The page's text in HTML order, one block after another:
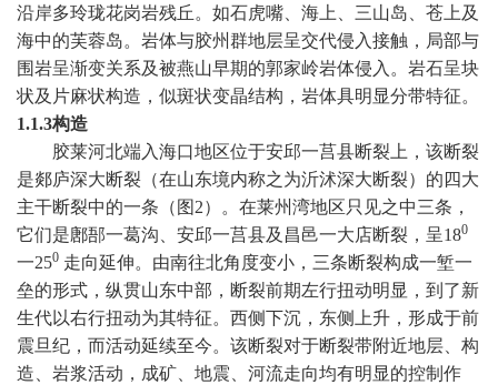
沿岸多玲珑花岗岩残丘。如石虎嘴、海上、三山岛、苍上及
海中的芙蓉岛。岩体与胶州群地层呈交代侵入接触，局部与
围岩呈渐变关系及被燕山早期的郭家岭岩体侵入。岩石呈块
状及片麻状构造，似斑状变晶结构，岩体具明显分带特征。
1.1.3构造
胶莱河北端入海口地区位于安邱一莒县断裂上，该断裂
是郯庐深大断裂（在山东境内称之为沂沭深大断裂）的四大
主干断裂中的一条（图 2）。在莱州湾地区只见之中三条，
它们是鄌郚一葛沟、安邱一莒县及昌邑一大店断裂，呈180
一250 走向延伸。由南往北角度变小，三条断裂构成一堑一
垒的形式，纵贯山东中部，断裂前期左行扭动明显，到了新
生代以右行扭动为其特征。西侧下沉，东侧上升，形成于前
震旦纪，而活动延续至今。该断裂对于断裂带附近地层、构
造、岩浆活动，成矿、地震、河流走向均有明显的控制作